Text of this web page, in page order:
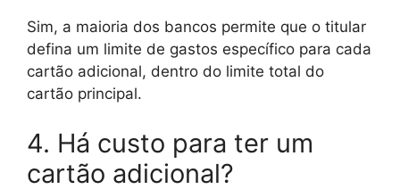
Sim, a maioria dos bancos permite que o titular
defina um limite de gastos específico para cada
cartão adicional, dentro do limite total do
cartão principal.
4. Há custo para ter um
cartão adicional?